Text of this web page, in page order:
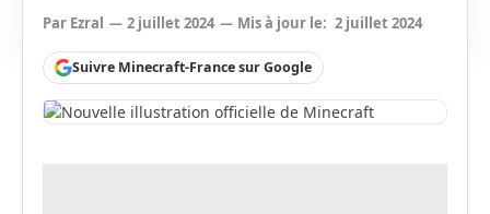
Par Ezral 2 juillet 2024 Mis à jour le: 2 juillet 2024
Suivre Minecraft-France sur Google